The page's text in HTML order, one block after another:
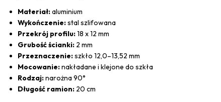
Materiał:aluminium
Wykończenie:stal szlifowana
Przekrój profilu:18 x 12 mm
Grubość ścianki: 2 mm
Przeznaczenie:szkło 12,0–13,52 mm
Mocowanie:nakładane i klejone do szkła
Rodzaj:narożna 90°
Długość ramion: 20 cm